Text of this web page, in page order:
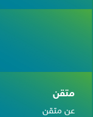
متقن
عن متقن